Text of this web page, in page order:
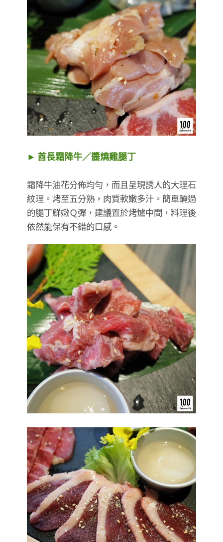
► 酋長霜降牛／醬燒雞腿丁
霜降牛油花分佈均勻，而且呈現誘人的大理石
紋理。烤至五分熟，肉質軟嫩多汁。簡單醃過
的腿丁鮮嫩Ｑ彈，建議置於烤爐中間，料理後
依然能保有不錯的口感。